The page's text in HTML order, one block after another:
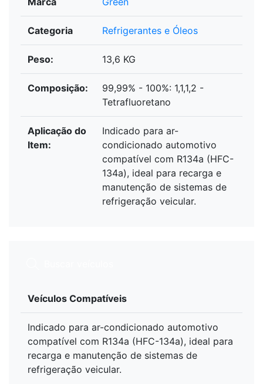
Categoria Refrigerantes e Óleos
Peso: 13,6 KG
Composição:
99,99% - 100%: 1,1,1,2 -
Tetrafluoretano
Aplicação do
Item:
Indicado para ar-
condicionado automotivo
compatível com R134a (HFC-
134a), ideal para recarga e
manutenção de sistemas de
refrigeração veicular.
Veículos Compatíveis
Indicado para ar-condicionado automotivo
compatível com R134a (HFC-134a), ideal para
recarga e manutenção de sistemas de
refrigeração veicular.